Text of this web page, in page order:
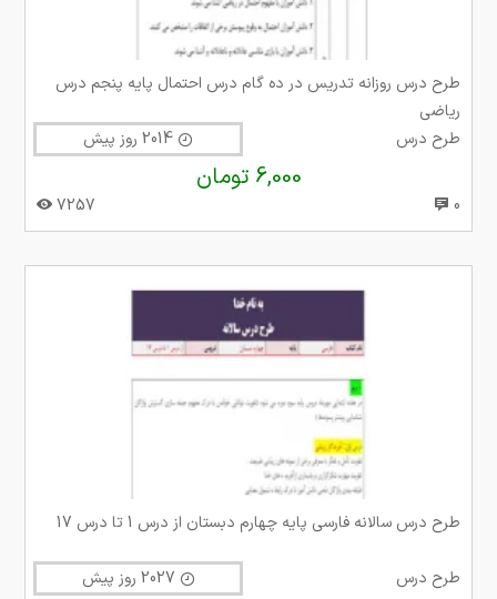
طرح درس روزانه تدریس در ده گام درس احتمال پایه پنجم درس
ریاضی
طرح درس
6,000 تومان
0
7257
طرح درس سالانه فارسی پایه چهارم دبستان از درس 1 تا درس 17
طرح درس